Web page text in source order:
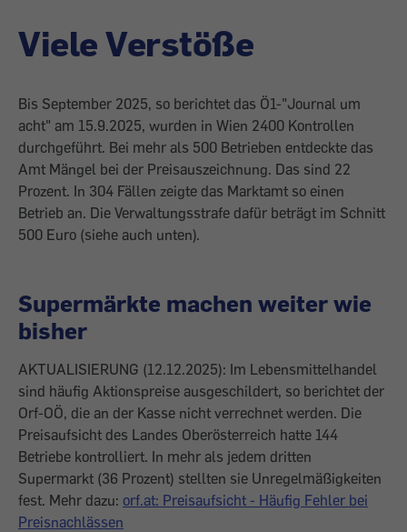
Viele Verstöße
Bis September 2025, so berichtet das Ö1-"Journal um
acht" am 15.9.2025, wurden in Wien 2400 Kontrollen
durchgeführt. Bei mehr als 500 Betrieben entdeckte das
Amt Mängel bei der Preisauszeichnung. Das sind 22
Prozent. In 304 Fällen zeigte das Marktamt so einen
Betrieb an. Die Verwaltungsstrafe dafür beträgt im Schnitt
500 Euro (siehe auch unten).
Supermärkte machen weiter wie
bisher
AKTUALISIERUNG (12.12.2025): Im Lebensmittelhandel
sind häufig Aktionspreise ausgeschildert, so berichtet der
Orf-OÖ, die an der Kasse nicht verrechnet werden. Die
Preisaufsicht des Landes Oberösterreich hatte 144
Betriebe kontrolliert. In mehr als jedem dritten
Supermarkt (36 Prozent) stellten sie Unregelmäßigkeiten
fest. Mehr dazu: orf.at: Preisaufsicht - Häufig Fehler bei
Preisnachlässen